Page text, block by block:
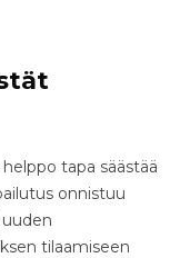
tapa säästää
onnistuu
tilaamiseen